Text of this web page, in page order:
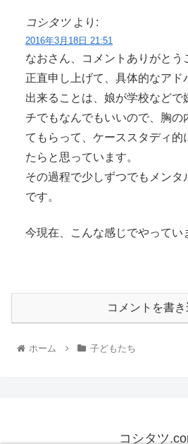
コシタツ より:
2016年3月18日 21:51
なおさん、コメントありがとう
正直申し上げて、具体的なアド
出来ることは、娘が学校などで
チでもなんでもいいので、胸の
てもらって、ケーススタディ的
たらと思っています。
その過程で少しずつでもメンタ
です。
今現在、こんな感じでやってい
コメントを書き
ホーム 子どもたち
コシタツ